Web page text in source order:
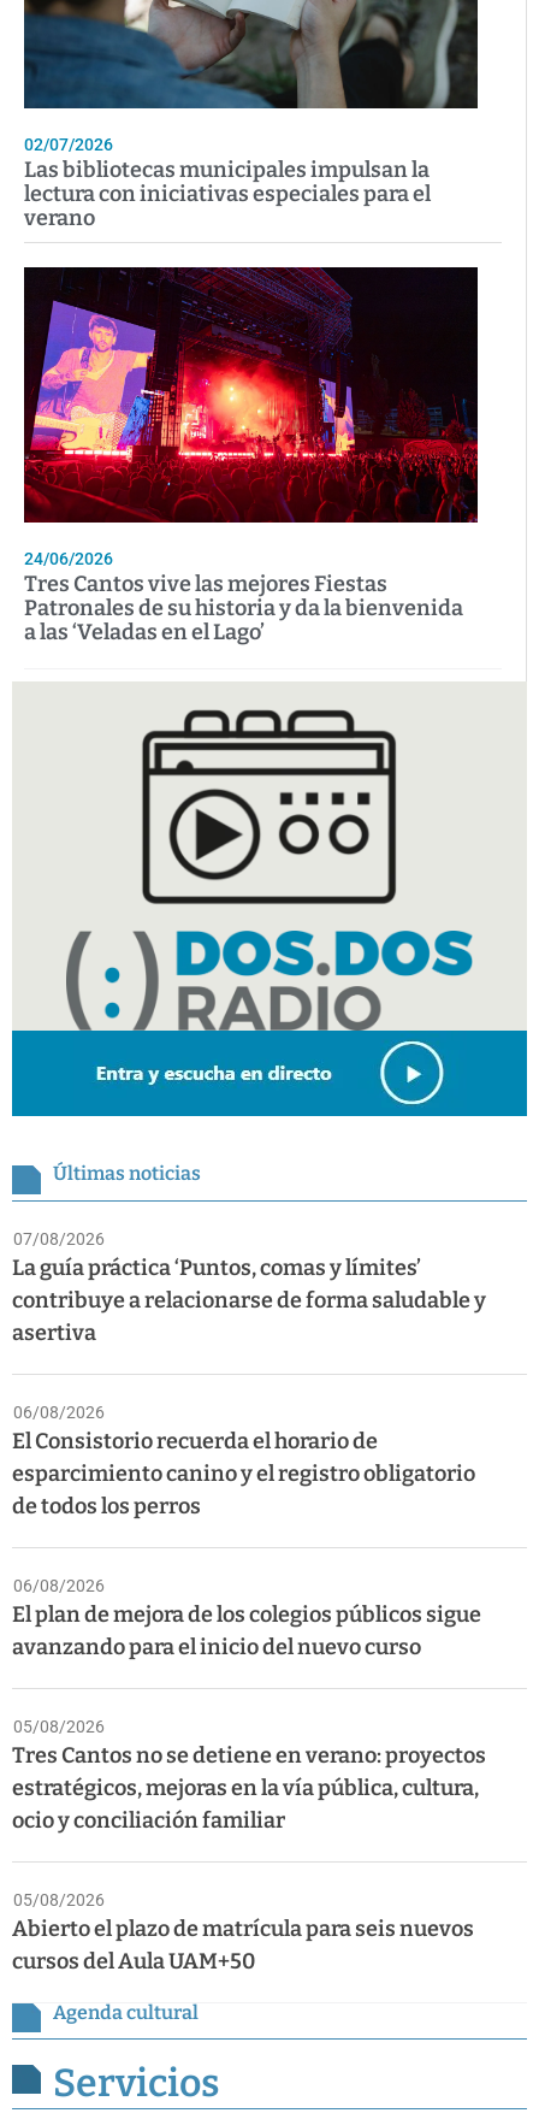
02/07/2026
Las bibliotecas municipales impulsan la
lectura con iniciativas especiales para el
verano
24/06/2026
Tres Cantos vive las mejores Fiestas
Patronales de su historia y da la bienvenida
a las ‘Veladas en el Lago’
Últimas noticias
07/08/2026
La guía práctica ‘Puntos, comas y límites’
contribuye a relacionarse de forma saludable y
asertiva
06/08/2026
El Consistorio recuerda el horario de
esparcimiento canino y el registro obligatorio
de todos los perros
06/08/2026
El plan de mejora de los colegios públicos sigue
avanzando para el inicio del nuevo curso
05/08/2026
Tres Cantos no se detiene en verano: proyectos
estratégicos, mejoras en la vía pública, cultura,
ocio y conciliación familiar
05/08/2026
Abierto el plazo de matrícula para seis nuevos
cursos del Aula UAM+50
Agenda cultural
Servicios